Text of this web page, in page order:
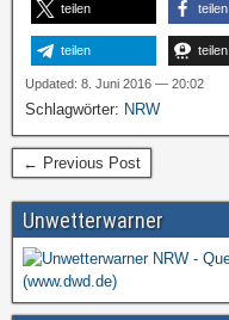
teilen teilen
teilen teilen
Updated: 8. Juni 2016 — 20:02
Schlagwörter: NRW
← Previous Post
Unwetterwarner